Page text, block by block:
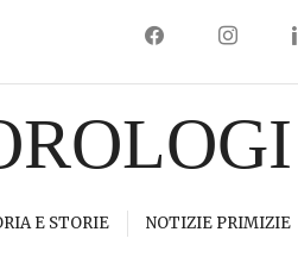
FACEBOOK
E STORIE NOTIZIE PRIMIZIE